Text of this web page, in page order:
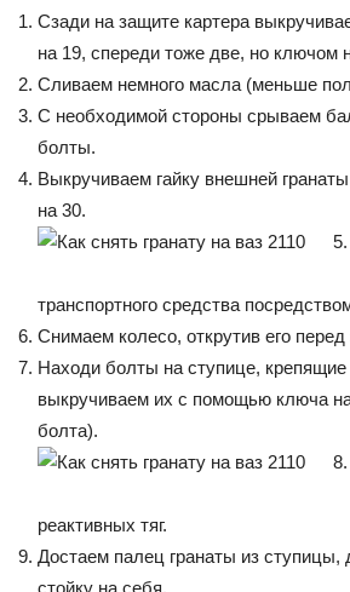
Сзади на защите картера
на 19, спереди тоже две, но ключом
Сливаем немного масла (меньше
С необходимой стороны срываем
болты.
Выкручиваем гайку внешней
на 30.
транспортного средства
Снимаем колесо, открутив его перед
Находи болты на ступице,
выкручиваем их с помощью ключа
болта).
реактивных тяг.
Достаем палец гранаты из ступицы,